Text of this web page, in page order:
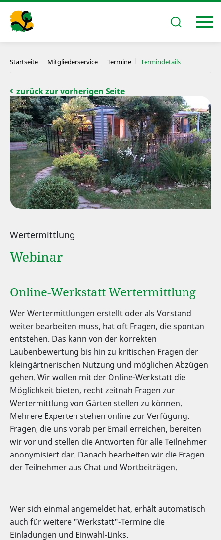
Startseite Mitgliederservice Termine Termindetails
zurück zur vorherigen Seite
Wertermittlung
Webinar
Online-Werkstatt Wertermittlung
Wer Wertermittlungen erstellt oder als Vorstand
weiter bearbeiten muss, hat oft Fragen, die spontan
entstehen. Das kann von der korrekten
Laubenbewertung bis hin zu kritischen Fragen der
kleingärtnerischen Nutzung und möglichen Abzügen
gehen. Wir wollen mit der Online-Werkstatt die
Möglichkeit bieten, recht zeitnah Fragen zur
Wertermittlung von Gärten stellen zu können.
Mehrere Experten stehen online zur Verfügung.
Fragen, die uns vorab per Email erreichen, bereiten
wir vor und stellen die Antworten für alle Teilnehmer
anonymisiert dar. Danach bearbeiten wir die Fragen
der Teilnehmer aus Chat und Wortbeiträgen.
Wer sich einmal angemeldet hat, erhält automatisch
auch für weitere "Werkstatt"-Termine die
Einladungen und Einwahl-Links.